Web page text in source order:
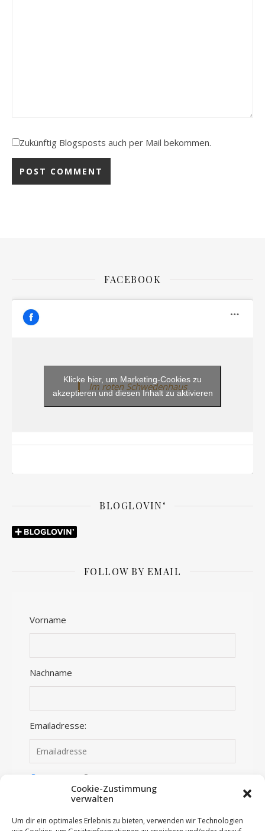
Cookie-Zustimmung
verwalten
Um dir ein optimales Erlebnis zu bieten, verwenden wir Technologien
Zukünftig Blogsposts auch per Mail bekommen.
FACEBOOK
Im roten Schwedenhaus
Klicke hier, um Marketing-Cookies zu
akzeptieren und diesen Inhalt zu aktivieren
BLOGLOVIN‘
FOLLOW BY EMAIL
Vorname
Nachname
Emailadresse:
stimme dieser zu.